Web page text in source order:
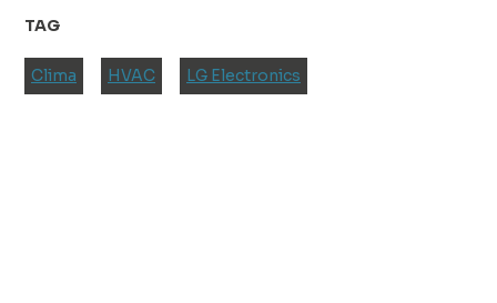
TAG
Clima HVAC LG Electronics